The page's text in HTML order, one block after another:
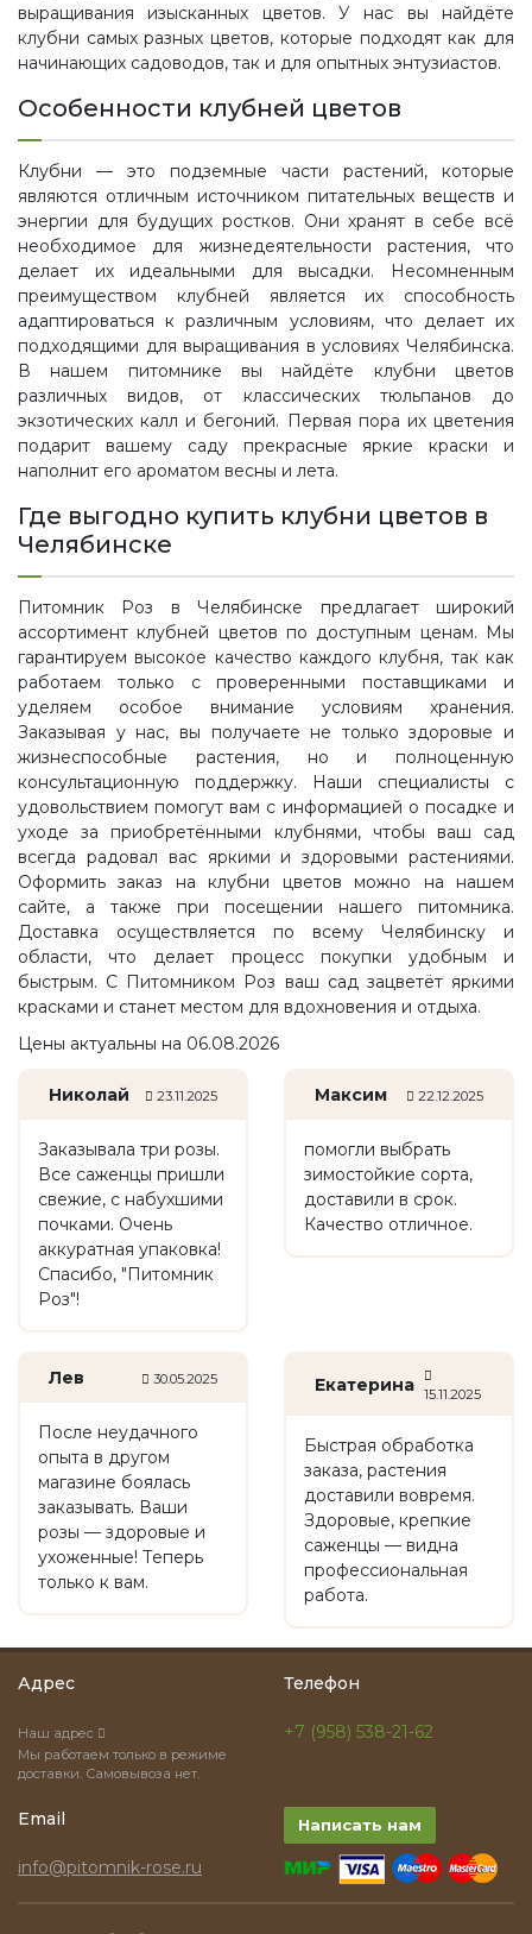
выращивания изысканных цветов. У нас вы найдёте
клубни самых разных цветов, которые подходят как для
начинающих садоводов, так и для опытных энтузиастов.
Особенности клубней цветов
Клубни — это подземные части растений, которые
являются отличным источником питательных веществ и
энергии для будущих ростков. Они хранят в себе всё
необходимое для жизнедеятельности растения, что
делает их идеальными для высадки. Несомненным
преимуществом клубней является их способность
адаптироваться к различным условиям, что делает их
подходящими для выращивания в условиях Челябинска.
В нашем питомнике вы найдёте клубни цветов
различных видов, от классических тюльпанов до
экзотических калл и бегоний. Первая пора их цветения
подарит вашему саду прекрасные яркие краски и
наполнит его ароматом весны и лета.
Где выгодно купить клубни цветов в
Челябинске
Питомник Роз в Челябинске предлагает широкий
ассортимент клубней цветов по доступным ценам. Мы
гарантируем высокое качество каждого клубня, так как
работаем только с проверенными поставщиками и
уделяем особое внимание условиям хранения.
Заказывая у нас, вы получаете не только здоровые и
жизнеспособные растения, но и полноценную
консультационную поддержку. Наши специалисты с
удовольствием помогут вам с информацией о посадке и
уходе за приобретёнными клубнями, чтобы ваш сад
всегда радовал вас яркими и здоровыми растениями.
Оформить заказ на клубни цветов можно на нашем
сайте, а также при посещении нашего питомника.
Доставка осуществляется по всему Челябинску и
области, что делает процесс покупки удобным и
быстрым. С Питомником Роз ваш сад зацветёт яркими
красками и станет местом для вдохновения и отдыха.
Цены актуальны на 06.08.2026
Николай 23.11.2025
Заказывала три розы.
Все саженцы пришли
свежие, с набухшими
почками. Очень
аккуратная упаковка!
Спасибо, "Питомник
Роз"!
Максим 22.12.2025
помогли выбрать
зимостойкие сорта,
доставили в срок.
Качество отличное.
Лев 30.05.2025
После неудачного
опыта в другом
магазине боялась
заказывать. Ваши
розы — здоровые и
ухоженные! Теперь
только к вам.
Екатерина 15.11.2025
Быстрая обработка
заказа, растения
доставили вовремя.
Здоровые, крепкие
саженцы — видна
профессиональная
работа.
Адрес
Наш адрес
Мы работаем только в режиме
доставки. Самовывоза нет.
Телефон
+7 (958) 538-21-62
Email
info@pitomnik-rose.ru
Написать нам